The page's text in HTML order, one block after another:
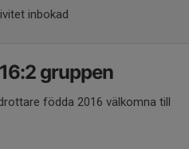
inbokad
gruppen
födda 2016 välkomna till